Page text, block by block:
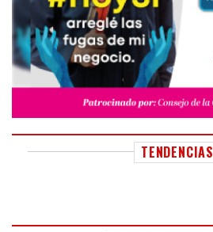
TENDENCIAS